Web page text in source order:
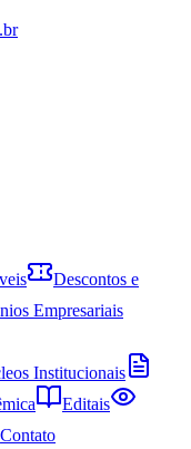
Descontos e
Empresariais
Institucionais
Editais
Contato